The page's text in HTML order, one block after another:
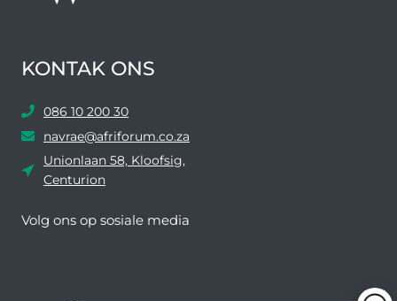
KONTAK ONS
086 10 200 30
navrae@afriforum.co.za
Unionlaan 58, Kloofsig,
Centurion
Volg ons ​​op sosiale media